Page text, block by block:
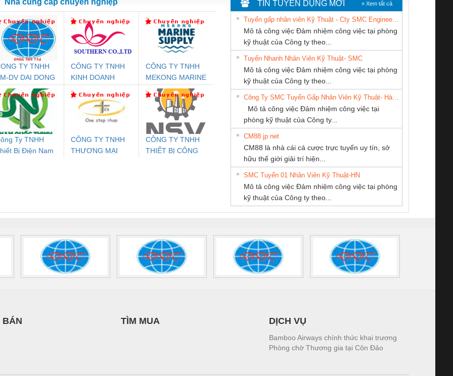
An Toàn
Contact
PC20-1NO-
24DC-SP -
Rơ Le An Toàn
Phoenix Contact
PSR-SCP-
24UC/ESL4/3X1/1X2/B
- 2981059
Điện AC
Mô-đun Ắc Quy UPS
Bộ Lặp Tín Hiệu
PROFIBUS Phoenix
Contact PSI-REP-
PROFIBUS/12MB -
2708863
Rơ Le An Toàn
Phoenix Contact
2986960 – PSR-
SCP-
24DC/FSP/2X1/1X2
Rơ Le An Toàn
Bộ giám sát chuỗi
tấm pin
TRANSCLINIC 16I+
1K5 H (2502520000)
Bộ giám sát chuỗi
tấm pin
TRANSCLINIC 16I+
1K5 L (2433950000)
Bộ giám sát dòng
TRANSCLINIC 16I+
(2008130000)
Bộ chỉnh lưu nguồn
điện TRANSCLINIC
BKE 1K5.4
(7791400879)2. Giá
Nẹp nhôm chống
trơn Đà Nẵng
TY TNHH
DV DAI DONG
THANH
CÔNG TY TNHH
KINH DOANH
PHƯƠNG NAM
CÔNG TY TNHH
MEKONG MARINE
SUPPLY
Ty TNHH
Bị Điện Nam
CÔNG TY TNHH
THƯƠNG MẠI
CÔNG TY TNHH
THIẾT BỊ CÔNG
CÔNG TY CP TỰ
ĐỘNG TIẾN
HƯNG
CÔNG TY CỔ
PHẦN DÂY VÀ
CÁP ĐIỆN
THƯỢNG ĐÌNH
Công ty TNHH
Ba Miền
CÔNG TY TNHH
THƯƠNG MẠI
DỊCH VỤ KỸ
THUẬT ĐIỆN CƠ
GIA HƯNG PHÁT
PHẦN TỰ ĐỘNG
TIẾN HƯNG
Ba Miền
TIN TUYỂN DỤNG MỚI » Xem tất cả
Mô tả công việc Đảm nhiệm công việc tại phòng
kỹ thuật của Công ty theo...
Tuyển Nhanh Nhân Viên Kỹ Thuật- SMC
Mô tả công việc Đảm nhiệm công việc tại phòng
kỹ thuật của Công ty theo...
Mô tả công việc Đảm nhiệm công việc tại
phòng kỹ thuật của Công ty...
CM88 jp net
CM88 là nhà cái cá cược trực tuyến uy tín, sở
hữu thế giới giải trí hiện...
SMC Tuyển 01 Nhân Viên Kỹ Thuật-HN
Mô tả công việc Đảm nhiệm công việc tại phòng
kỹ thuật của Công ty theo...
BÁN TÌM MUA DỊCH VỤ
Bamboo Airways chính thức khai trương
Phòng chờ Thương gia tại Côn Đảo